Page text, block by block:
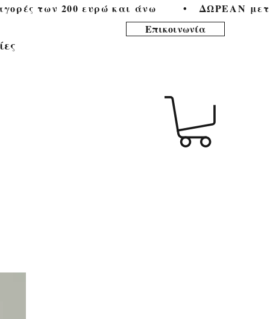
των 200 ευρώ και άνω        •
Επικοινωνία